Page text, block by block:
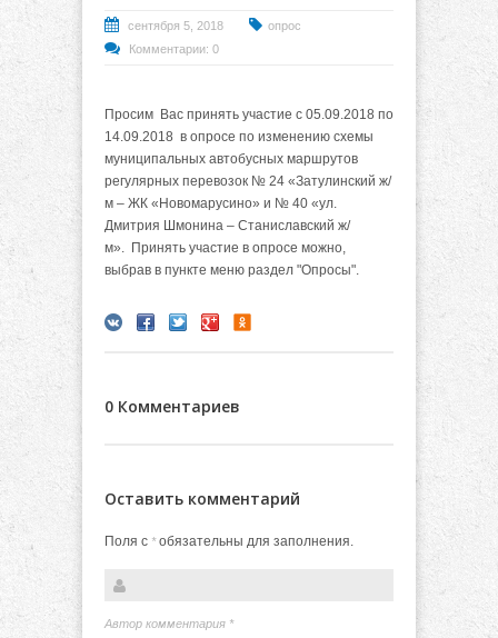
сентября 5, 2018
опрос
Комментарии: 0
Просим Вас принять участие с 05.09.2018 по
14.09.2018 в опросе по изменению схемы
муниципальных автобусных маршрутов
регулярных перевозок № 24 «Затулинский ж/
м – ЖК «Новомарусино» и № 40 «ул.
Дмитрия Шмонина – Станиславский ж/
м». Принять участие в опросе можно,
выбрав в пункте меню раздел "Опросы".
0 Комментариев
Оставить комментарий
Поля с *обязательны для заполнения.
Автор комментария *